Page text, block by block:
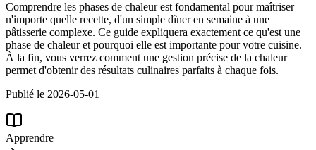
Comprendre les phases de chaleur est fondamental pour maîtriser
n'importe quelle recette, d'un simple dîner en semaine à une
pâtisserie complexe. Ce guide expliquera exactement ce qu'est une
phase de chaleur et pourquoi elle est importante pour votre cuisine.
À la fin, vous verrez comment une gestion précise de la chaleur
permet d'obtenir des résultats culinaires parfaits à chaque fois.
Publié le 2026-05-01
Apprendre